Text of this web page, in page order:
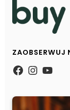
ZAOBSERWUJ
https://